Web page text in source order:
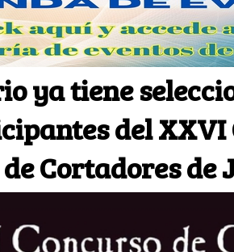
ya tiene
del XXVI
Cortadores de